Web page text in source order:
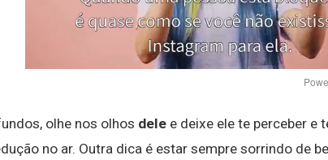
olhe nos olhos dele e deixe ele te perceber e
no ar. Outra dica é estar sempre sorrindo de